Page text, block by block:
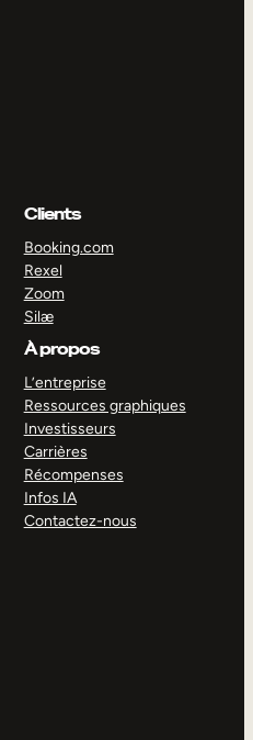
Clients
Booking.com
Rexel
Zoom
Silæ
À propos
L’entreprise
Ressources graphiques
Investisseurs
Carrières
Récompenses
Infos IA
Contactez-nous